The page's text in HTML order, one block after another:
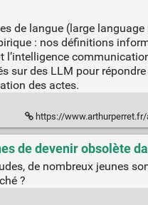
de langue (large
: nos définitions
sur des LLM pour
des actes.
https://www.arthurperret.fr/
de devenir obsolète
de nombreux jeunes
?